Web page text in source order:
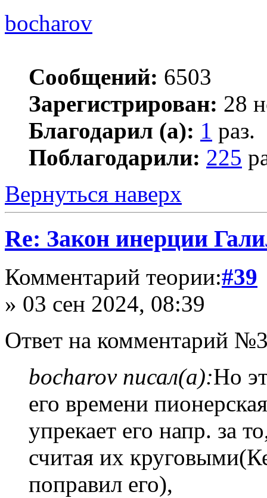
bocharov
Сообщений: 6503
Зарегистрирован: 28
Благодарил (а): 1 раз.
Поблагодарили: 225
Вернуться наверх
Re: Закон инерции
Комментарий теории:#39
» 03 сен 2024, 08:39
Ответ на комментарий
bocharov писал(а):Но
его времени
упрекает его напр. за
считая их
поправил его),